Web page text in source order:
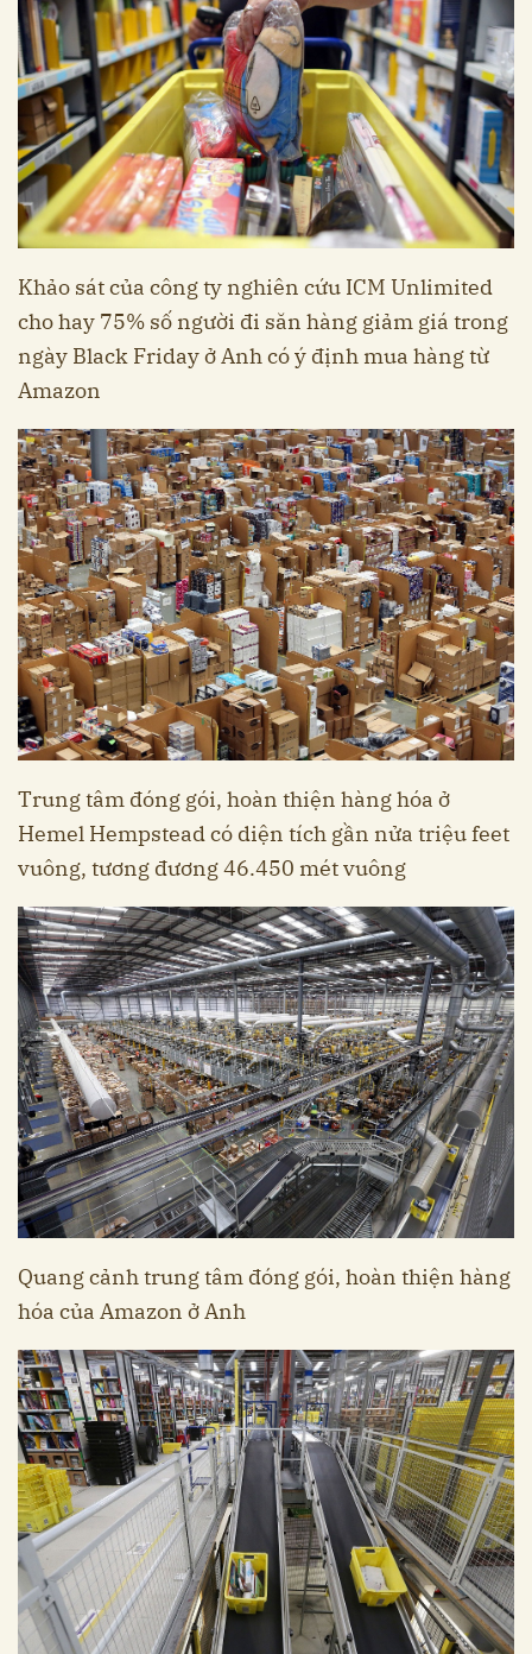
Khảo sát của công ty nghiên cứu ICM Unlimited
cho hay 75% số người đi săn hàng giảm giá trong
ngày Black Friday ở Anh có ý định mua hàng từ
Amazon
Trung tâm đóng gói, hoàn thiện hàng hóa ở
Hemel Hempstead có diện tích gần nửa triệu feet
vuông, tương đương 46.450 mét vuông
Quang cảnh trung tâm đóng gói, hoàn thiện hàng
hóa của Amazon ở Anh